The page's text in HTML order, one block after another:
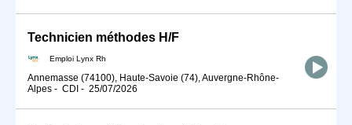
Technicien méthodes H/F
Emploi Lynx Rh
Annemasse (74100), Haute-Savoie (74), Auvergne-Rhône-
Alpes - CDI - 25/07/2026